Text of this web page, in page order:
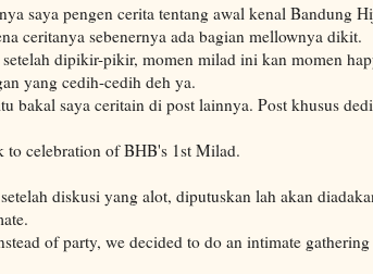
saya pengen cerita tentang awal kenal Bandung
ceritanya sebenernya ada bagian mellownya dikit.
setelah dipikir-pikir, momen milad ini kan momen
yang cedih-cedih deh ya.
bakal saya ceritain di post lainnya. Post khusus
to celebration of BHB's 1st Milad.
diskusi yang alot, diputuskan lah akan
of party, we decided to do an intimate